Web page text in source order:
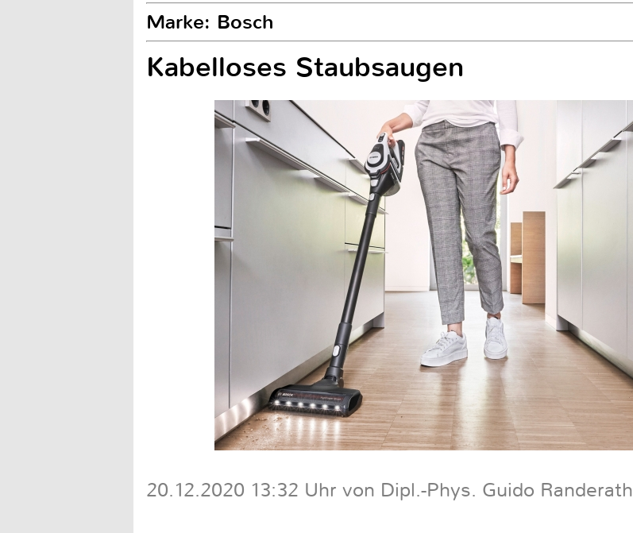
Marke: Bosch
Kabelloses Staubsaugen
20.12.2020 13:32 Uhr von Dipl.-Phys. Guido Randerath